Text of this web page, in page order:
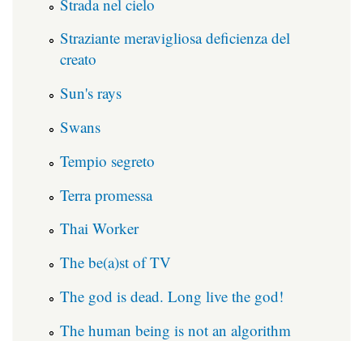
Strada nel cielo
Straziante meravigliosa deficienza del
creato
Sun's rays
Swans
Tempio segreto
Terra promessa
Thai Worker
The be(a)st of TV
The god is dead. Long live the god!
The human being is not an algorithm